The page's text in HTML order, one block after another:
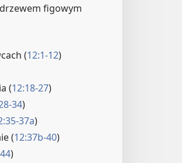
figowym
(12:1-12)
(12:18-27)
34)
37a)
(12:37b-40)
)